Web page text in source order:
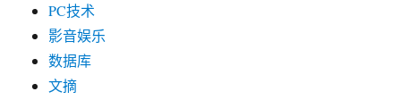
PC技术
影音娱乐
数据库
文摘